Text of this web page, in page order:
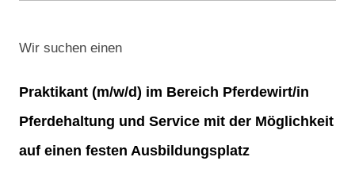
Wir suchen einen
Praktikant (m/w/d) im Bereich Pferdewirt/in
Pferdehaltung und Service mit der Möglichkeit
auf einen festen Ausbildungsplatz